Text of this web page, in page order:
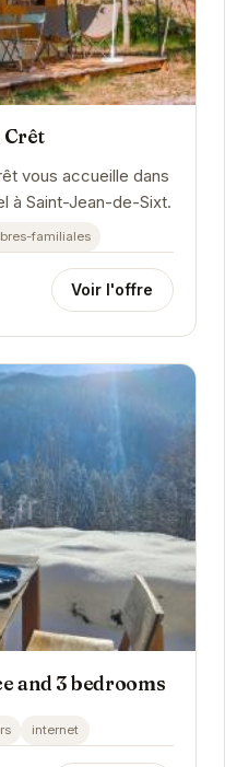
Crêt
vous accueille dans
à Saint-Jean-de-Sixt.
familiales
Voir l'offre
and 3 bedrooms
internet